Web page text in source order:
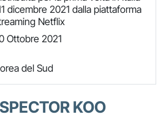
dicembre 2021 dalla piattaforma
Netflix
Ottobre 2021
del Sud
KOO